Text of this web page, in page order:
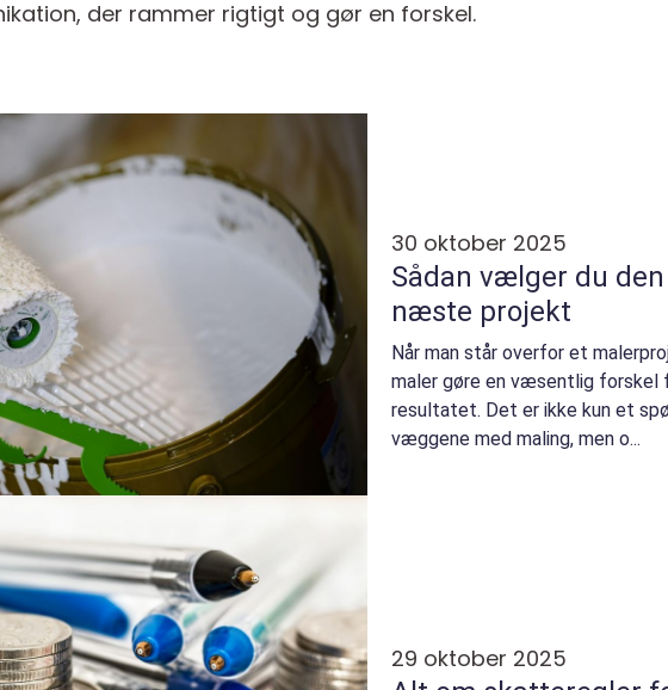
der rammer rigtigt og gør en forskel.
30 oktober 2025
Sådan vælger du
næste projekt
Når man står overfor et
maler gøre en væsentlig forskel
resultatet. Det er ikke kun et
væggene med maling, men o...
29 oktober 2025